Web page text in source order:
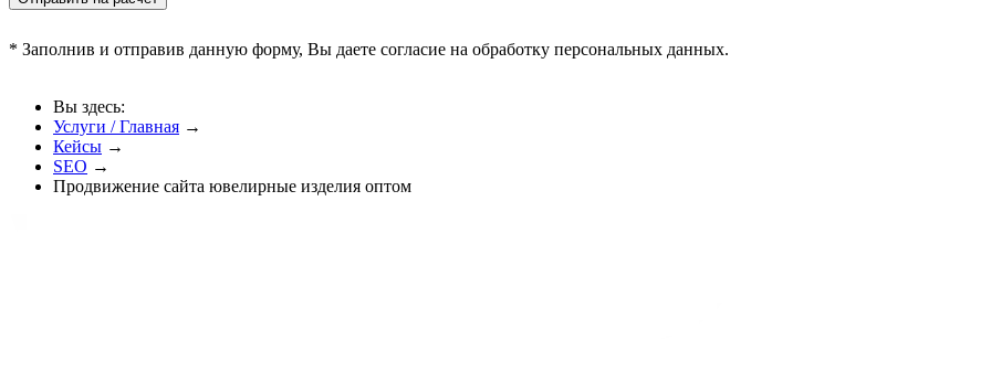
* Заполнив и отправив данную форму, Вы даете согласие на обработку персональных данных.
Вы здесь:
Услуги / Главная →
Кейсы →
SEO →
Продвижение сайта ювелирные изделия оптом